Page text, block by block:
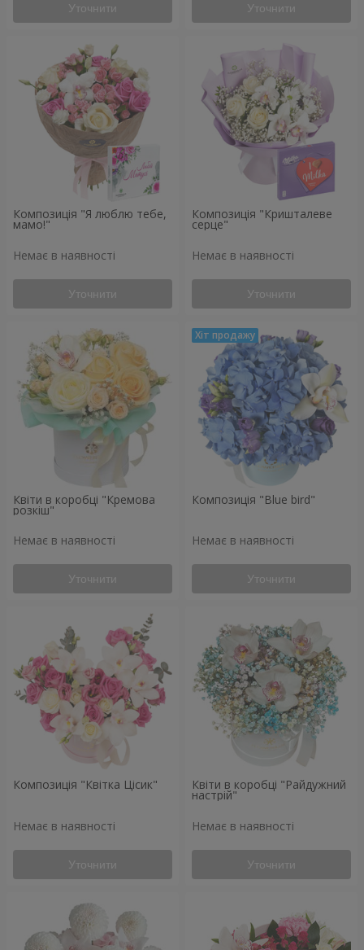
Уточнити Уточнити
Композиція "Я люблю тебе,
мамо!"
Немає в наявності
Уточнити
Композиція "Кришталеве
серце"
Немає в наявності
Уточнити
Квіти в коробці "Кремова
розкіш"
Немає в наявності
Уточнити
Композиція "Blue bird"
Немає в наявності
Уточнити
Композиція "Квітка Цісик"
Немає в наявності
Уточнити
Квіти в коробці "Райдужний
настрій"
Немає в наявності
Уточнити